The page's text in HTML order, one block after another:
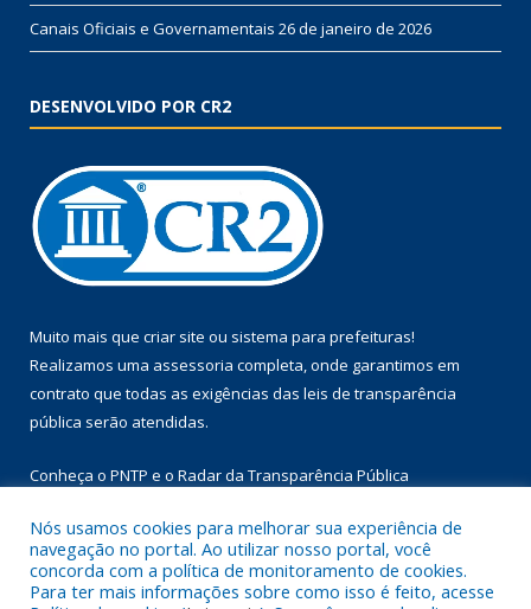
Canais Oficiais e Governamentais 26 de janeiro de 2026
DESENVOLVIDO POR CR2
Muito mais que criar site ou sistema para prefeituras!
Realizamos uma assessoria completa, onde garantimos em
contrato que todas as exigências das leis de transparência
pública serão atendidas.
Conheça o PNTP e o Radar da Transparência Pública
Todos os direitos reservados a Prefeitura Municipal de Floresta
Nós usamos cookies para melhorar sua experiência de
navegação no portal. Ao utilizar nosso portal, você
concorda com a política de monitoramento de cookies.
Para ter mais informações sobre como isso é feito, acesse